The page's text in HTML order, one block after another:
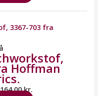
Hoffman
164,00kr.
vare
varianter.
Mulighederne